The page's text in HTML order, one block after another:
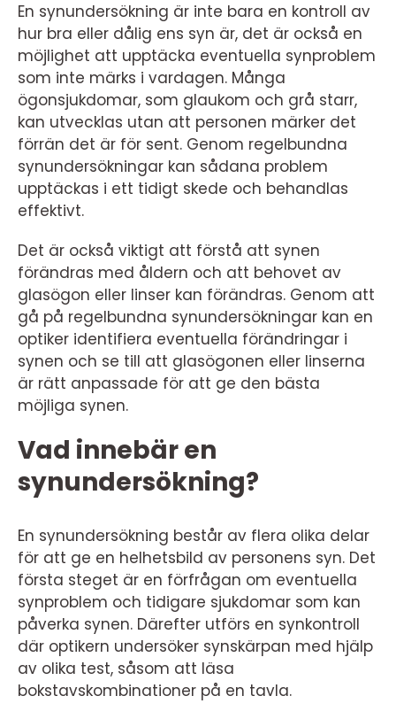
En synundersökning är inte bara en kontroll av
hur bra eller dålig ens syn är, det är också en
möjlighet att upptäcka eventuella synproblem
som inte märks i vardagen. Många
ögonsjukdomar, som glaukom och grå starr,
kan utvecklas utan att personen märker det
förrän det är för sent. Genom regelbundna
synundersökningar kan sådana problem
upptäckas i ett tidigt skede och behandlas
effektivt.
Det är också viktigt att förstå att synen
förändras med åldern och att behovet av
glasögon eller linser kan förändras. Genom att
gå på regelbundna synundersökningar kan en
optiker identifiera eventuella förändringar i
synen och se till att glasögonen eller linserna
är rätt anpassade för att ge den bästa
möjliga synen.
Vad innebär en
synundersökning?
En synundersökning består av flera olika delar
för att ge en helhetsbild av personens syn. Det
första steget är en förfrågan om eventuella
synproblem och tidigare sjukdomar som kan
påverka synen. Därefter utförs en synkontroll
där optikern undersöker synskärpan med hjälp
av olika test, såsom att läsa
bokstavskombinationer på en tavla.